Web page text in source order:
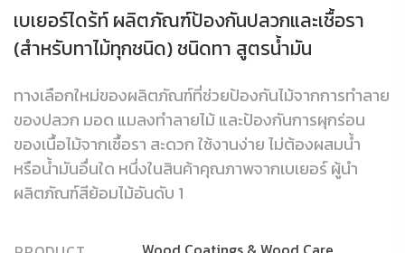
เบเยอร์ไดร้ท์ ผลิตภัณฑ์ป้องกันปลวกและเชื้อรา
(สำหรับทาไม้ทุกชนิด) ชนิดทา สูตรน้ำมัน
ทางเลือกใหม่ของผลิตภัณฑ์ที่ช่วยป้องกันไม้จากการทำลาย
ของปลวก มอด แมลงทำลายไม้ และป้องกันการผุกร่อน
ของเนื้อไม้จากเชื้อรา สะดวก ใช้งานง่าย ไม่ต้องผสมน้ำ
หรือน้ำมันอื่นใด หนึ่งในสินค้าคุณภาพจากเบเยอร์ ผู้นำ
ผลิตภัณฑ์สีย้อมไม้อันดับ 1